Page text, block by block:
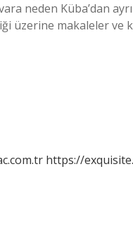
neden Küba’dan
üzerine makaleler ve
https://